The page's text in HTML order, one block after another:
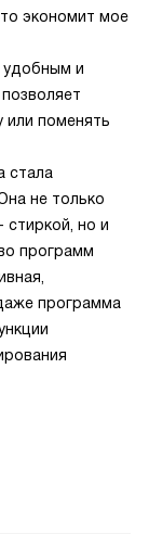
экономит мое
удобным и
поменять
стала
не только
стиркой, но и
программ
программа